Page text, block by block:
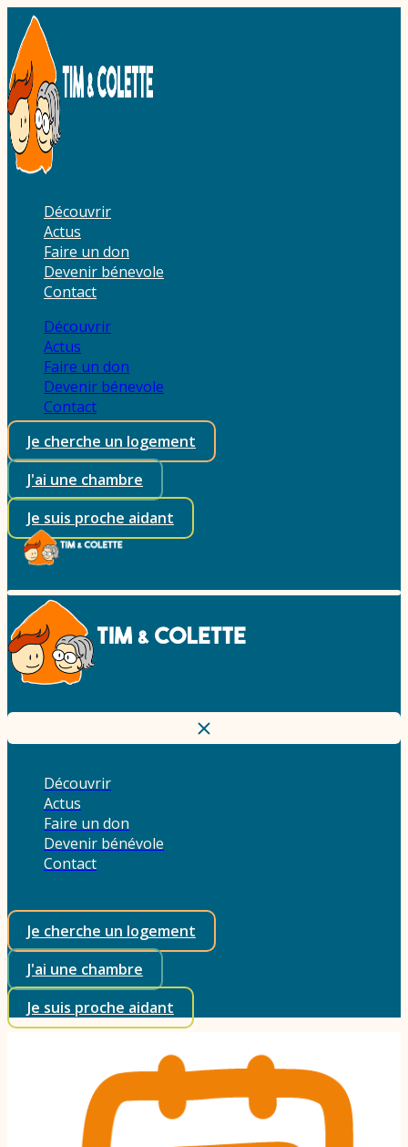
Aller
au
contenu
Découvrir
Actus
Faire un don
Devenir bénevole
Contact
Découvrir
Actus
Faire un don
Devenir bénevole
Contact
Je cherche un logement
J'ai une chambre
Je suis proche aidant
Découvrir
Actus
Faire un don
Devenir bénévole
Contact
Je cherche un logement
J'ai une chambre
Je suis proche aidant